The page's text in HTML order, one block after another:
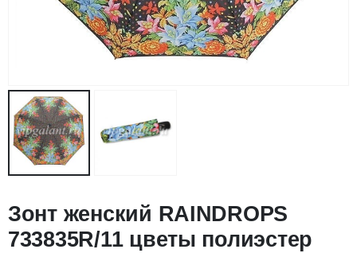
Зонт женский RAINDROPS
733835R/11 цветы полиэстер